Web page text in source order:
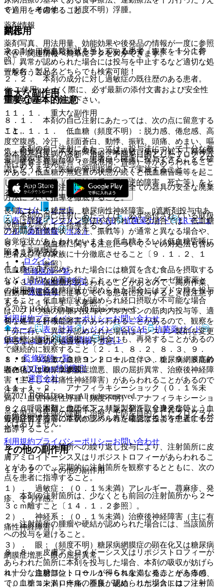
６）． その他：（頻度不明）浮腫。
禁忌
２．１． 低血糖症状を呈している患者〔１１．１．１参
照〕。
２．２． 本剤の成分に対し過敏症の既往歴のある患者。
重要な基本的注意
８．１． 本剤の自己注射にあたっては、次の点に留意する
こと。
・ 本剤の自己注射にあたっては、投与法について十分な教
育訓練を実施したのち、患者自ら確実に投与できることを確
認したうえで、医師の管理指導の下で実施すること。
・ 本剤の自己注射にあたっては、全ての器具の安全な廃棄
方法について指導を徹底すること。
・ 本剤の自己注射にあたっては、必ず添付されている取扱
説明書を読むよう指導すること。
８．２． 低血糖に関する注意について、その対処法も含め
患者及びその家族に十分徹底させること〔９．１．２、１
１．１．１参照〕。
８．３． 低血糖があらわれることがあるので、高所作業、
自動車の運転等に従事している患者に投与するときは注意す
ること〔１１．１．１参照〕。
８．４． 肝機能障害があらわれることがあるので、観察を
十分に行い、異常が認められた場合はインスリン製剤を変更
するなど適切な処置を行うこと。
８．５． 急激な血糖コントロールに伴い、糖尿病網膜症の
顕在化又は糖尿病網膜症増悪、眼の屈折異常、治療後神経障
害（主として有痛性神経障害）があらわれることがあるので
注意すること。
８．６． 本剤と他のインスリン製剤を取り違えないよう、
毎回注射する前に本剤のラベル等を確認するよう患者に十分
指導すること。
８．７． 同一箇所への繰り返し投与により、注射箇所に皮
膚アミロイドーシス又はリポジストロフィーがあらわれるこ
とがあるので、定期的に注射箇所を観察するとともに、次の
点を患者に指導すること。
・ 本剤の注射箇所は、少なくとも前回の注射箇所から２〜
３ｃｍ離すこと〔１４．１．２参照〕。
・ 注射箇所の腫瘤や硬結が認められた場合には、当該箇所
への投与を避けること。
８．８． 皮膚アミロイドーシス又はリポジストロフィーが
あらわれた箇所に本剤を投与した場合、本剤の吸収が妨げら
れ十分な血糖コントロールが得られなくなることがあるの
で、血糖コントロールの不良が認められた場合には、注射箇
で適用を考慮すること。
副作用
次の副作用があらわれることがあるので、観察を十分に行
い、異常が認められた場合には投与を中止するなど適切な処
置を行うこと。
重大な副作用
１１．１． 重大な副作用
１１．１．１． 低血糖（頻度不明）：脱力感、倦怠感、高
度空腹感、冷汗、顔面蒼白、動悸、振戦、頭痛、めまい、嘔
気、視覚異常、不安、興奮、神経過敏、集中力低下、精神障
害、痙攣、意識障害（意識混濁、昏睡）等があらわれること
がある。低血糖が無処置の状態が続くと低血糖昏睡等を起こ
し、重篤な転帰（中枢神経系の不可逆的障害、死亡等）をと
るおそれがある。
長期にわたる糖尿病、糖尿病性神経障害、β遮断剤投与中あ
るいは強化インスリン療法が行われている場合では、低血糖
の初期の自覚症状（冷汗、振戦等）が通常と異なる場合や、
自覚症状があらわれないまま、低血糖あるいは低血糖昏睡に
陥ることがある。
低血糖症状が認められた場合には糖質を含む食品を摂取する
など、適切な処置を行うこと。α−グルコシダーゼ阻害薬と
の併用時に低血糖症状が認められた場合にはブドウ糖を投与
すること。低血糖症状が認められ経口摂取が不可能な場合
は、ブドウ糖の静脈内投与やグルカゴンの筋肉内投与等、適
切な処置を行うこと。
低血糖は臨床的に回復した場合にも、再発することがあるの
で継続的に観察すること〔２．１、８．２、８．３、９．
１．２、９．１．３、９．２．１、９．３．１、９．８高齢
者の項、１０．２参照〕。
１１．１．２． アナフィラキシーショック（０．１％未
満）、血管神経性浮腫（頻度不明）：アナフィラキシーショ
ック（呼吸困難、血圧低下、頻脈、発汗、全身発疹等）、血
管神経性浮腫等の症状が認められた場合は投与を中止するこ
と。
その他の副作用
１１．２． その他の副作用
１）． 過敏症：（０．１％未満）アレルギー、蕁麻疹、発
疹、そう痒感。
２）． 神経系：（０．１％未満）治療後神経障害（主に有
痛性神経障害）。
３）． 眼：（頻度不明）糖尿病網膜症の顕在化又は糖尿病
網膜症増悪、眼の屈折異常。
４）． 注射部位：（０．１〜５％未満）発赤、そう痒感、
（０．１％未満）疼痛、腫脹、硬結、リポジストロフィー
薬剤情報
薬剤写真、用法用量、効能効果や後発品の情報が一度に参照
でき、関連情報へ簡単にアクセスができます。
一般名、製品名どちらでも検索可能！
※ ご使用いただく際に、必ず最新の添付文書および安全性
情報も併せてご確認下さい。
※本製品は疾病の診断・治療・予防を目的としたプログラム
ではありません。
ホーム
ノート
表・計算
レジメン CTCAE 抗菌薬ガイド
ERマニュ
アル
薬剤情報 ポスト
新規登録
ログイン
監修医師一覧
UpToDate特別割引
運営会社
© 2021 HOKUTO Inc. All rights reserved.
利用規約プライバシーポリシーお問い合わせ
ホーム
表・計算 レジメン CTCAE
抗菌薬ガイド
ERマニュアル
薬剤情報 ポスト
監修医師一覧
UpToDate特別割引
運営会社
© 2021 HOKUTO Inc. All rights reserved.
※本製品は疾病の診断・治療・予防を目的としたプログラム
ではありません。
利用規約プライバシーポリシーお問い合わせ